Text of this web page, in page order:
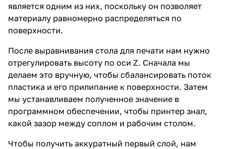
является одним из них, поскольку он позволяет
материалу равномерно распределяться по
поверхности.
После выравнивания стола для печати нам нужно
отрегулировать высоту по оси Z. Сначала мы
делаем это вручную, чтобы сбалансировать поток
пластика и его прилипание к поверхности. Затем
мы устанавливаем полученное значение в
программном обеспечении, чтобы принтер знал,
какой зазор между соплом и рабочим столом.
Чтобы получить аккуратный первый слой, нам